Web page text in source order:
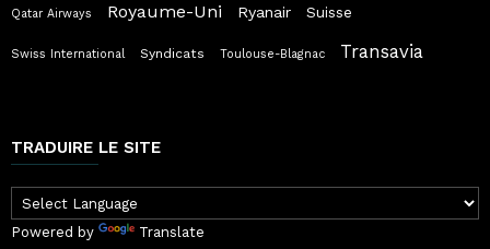
Qatar Airways Royaume-Uni Ryanair Suisse
Swiss International Syndicats Toulouse-Blagnac Transavia
TRADUIRE LE SITE
Powered by Translate